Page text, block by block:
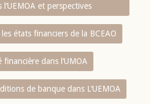
et perspectives
états financiers de la BCEAO
dans l‘UMOA
de banque dans L‘UEMOA